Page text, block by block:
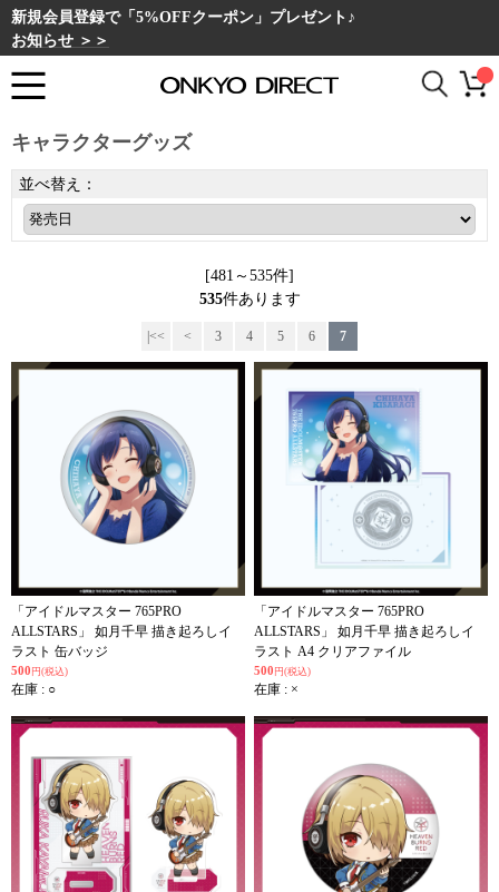
新規会員登録で「5%OFFクーポン」プレゼント♪
お知らせ ＞＞
キャラクターグッズ
並べ替え：
[481～535件]
535件あります
|<< < 3 4 5 6 7
「アイドルマスター 765PRO
ALLSTARS」 如月千早 描き起ろしイ
ラスト 缶バッジ
500 円(税込)
在庫 : ○
「アイドルマスター 765PRO
ALLSTARS」 如月千早 描き起ろしイ
ラスト A4 クリアファイル
500 円(税込)
在庫 : ×